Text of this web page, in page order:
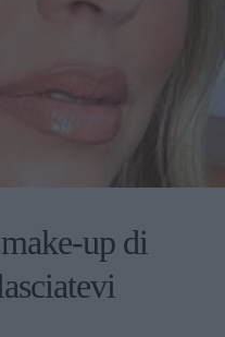
up di